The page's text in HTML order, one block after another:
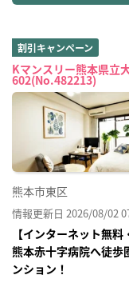
割引キャンペーン
Kマンスリー熊本県立
602(No.482213)
熊本市東区
情報更新日 2026/08/02
【インターネット無
熊本赤十字病院へ徒歩
ンション！